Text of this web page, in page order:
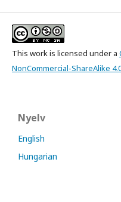
This work is licensed under a
NonCommercial-ShareAlike
Nyelv
English
Hungarian